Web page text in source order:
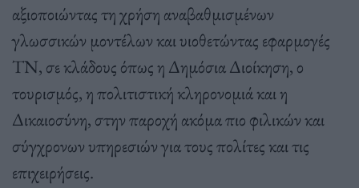
αξιοποιώντας τη χρήση αναβαθμισμένων
γλωσσικών μοντέλων και υιοθετώντας εφαρμογές
ΤΝ, σε κλάδους όπως η Δημόσια Διοίκηση, ο
τουρισμός, η πολιτιστική κληρονομιά και η
Δικαιοσύνη, στην παροχή ακόμα πιο φιλικών και
σύγχρονων υπηρεσιών για τους πολίτες και τις
επιχειρήσεις.